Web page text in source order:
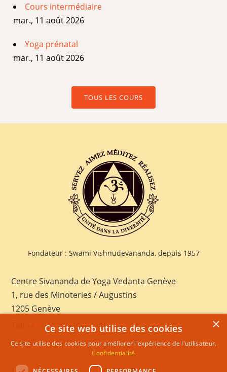
Cours intermédiaire
mar., 11 août 2026
Yoga prénatal
mar., 11 août 2026
TOUS LES COURS
Fondateur : Swami Vishnudevananda, depuis 1957
Centre Sivananda de Yoga Vedanta Genève
1, rue des Minoteries / Augustins
1205 Genève
+41 022 328 03 28
E-mail:geneva@sivananda.net
×
Ce site web utilise des cookies
Ce site utilise des cookies pour améliorer l'expérience de l'utilisateur.
Confidentialité